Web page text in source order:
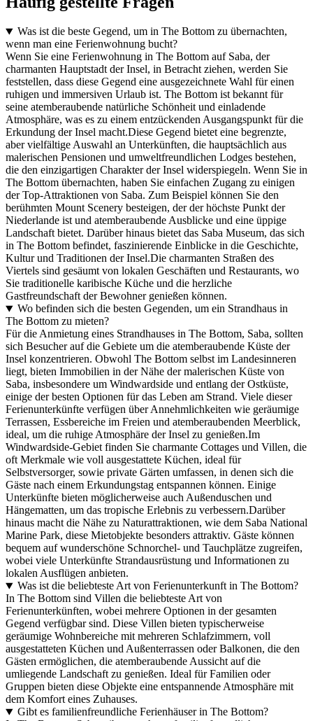
Was ist die beste Gegend, um in The Bottom zu übernachten,
wenn man eine Ferienwohnung bucht?
Wenn Sie eine Ferienwohnung in The Bottom auf Saba, der
charmanten Hauptstadt der Insel, in Betracht ziehen, werden Sie
feststellen, dass diese Gegend eine ausgezeichnete Wahl für einen
ruhigen und immersiven Urlaub ist. The Bottom ist bekannt für
seine atemberaubende natürliche Schönheit und einladende
Atmosphäre, was es zu einem entzückenden Ausgangspunkt für die
Erkundung der Insel macht.Diese Gegend bietet eine begrenzte,
aber vielfältige Auswahl an Unterkünften, die hauptsächlich aus
malerischen Pensionen und umweltfreundlichen Lodges bestehen,
die den einzigartigen Charakter der Insel widerspiegeln. Wenn Sie in
The Bottom übernachten, haben Sie einfachen Zugang zu einigen
der Top-Attraktionen von Saba. Zum Beispiel können Sie den
berühmten Mount Scenery besteigen, der der höchste Punkt der
Niederlande ist und atemberaubende Ausblicke und eine üppige
Landschaft bietet. Darüber hinaus bietet das Saba Museum, das sich
in The Bottom befindet, faszinierende Einblicke in die Geschichte,
Kultur und Traditionen der Insel.Die charmanten Straßen des
Viertels sind gesäumt von lokalen Geschäften und Restaurants, wo
Sie traditionelle karibische Küche und die herzliche
Gastfreundschaft der Bewohner genießen können.
Wo befinden sich die besten Gegenden, um ein Strandhaus in
The Bottom zu mieten?
Für die Anmietung eines Strandhauses in The Bottom, Saba, sollten
sich Besucher auf die Gebiete um die atemberaubende Küste der
Insel konzentrieren. Obwohl The Bottom selbst im Landesinneren
liegt, bieten Immobilien in der Nähe der malerischen Küste von
Saba, insbesondere um Windwardside und entlang der Ostküste,
einige der besten Optionen für das Leben am Strand. Viele dieser
Ferienunterkünfte verfügen über Annehmlichkeiten wie geräumige
Terrassen, Essbereiche im Freien und atemberaubenden Meerblick,
ideal, um die ruhige Atmosphäre der Insel zu genießen.Im
Windwardside-Gebiet finden Sie charmante Cottages und Villen, die
oft Merkmale wie voll ausgestattete Küchen, ideal für
Selbstversorger, sowie private Gärten umfassen, in denen sich die
Gäste nach einem Erkundungstag entspannen können. Einige
Unterkünfte bieten möglicherweise auch Außenduschen und
Hängematten, um das tropische Erlebnis zu verbessern.Darüber
hinaus macht die Nähe zu Naturattraktionen, wie dem Saba National
Marine Park, diese Mietobjekte besonders attraktiv. Gäste können
bequem auf wunderschöne Schnorchel- und Tauchplätze zugreifen,
wobei viele Unterkünfte Strandausrüstung und Informationen zu
lokalen Ausflügen anbieten.
Was ist die beliebteste Art von Ferienunterkunft in The Bottom?
In The Bottom sind Villen die beliebteste Art von
Ferienunterkünften, wobei mehrere Optionen in der gesamten
Gegend verfügbar sind. Diese Villen bieten typischerweise
geräumige Wohnbereiche mit mehreren Schlafzimmern, voll
ausgestatteten Küchen und Außenterrassen oder Balkonen, die den
Gästen ermöglichen, die atemberaubende Aussicht auf die
umliegende Landschaft zu genießen. Ideal für Familien oder
Gruppen bieten diese Objekte eine entspannende Atmosphäre mit
dem Komfort eines Zuhauses.
Gibt es familienfreundliche Ferienhäuser in The Bottom?